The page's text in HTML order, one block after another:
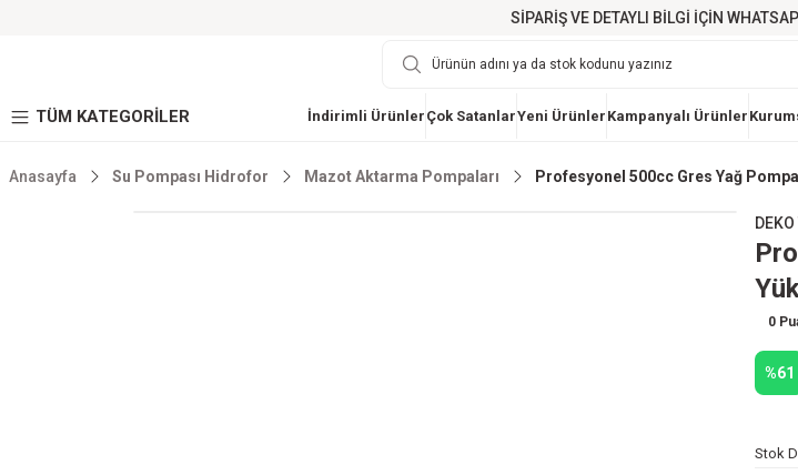
SİPARİŞ VE DETAYLI BİLGİ İÇİN
TÜM KATEGORİLER İndirimli Ürünler Çok SatanlarYeni Ürünler Kampanyalı Ürünler
Anasayfa Su Pompası Hidrofor Mazot Aktarma Pompaları Profesyonel 500cc Gres Yağ
0
%61
Stok